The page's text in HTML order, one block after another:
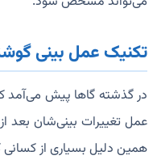
تکنیک عمل بینی
در گذشته گاها پیش می‌آمد
عمل تغییرات بینی‌شان بعد
همین دلیل بسیاری از کسانی